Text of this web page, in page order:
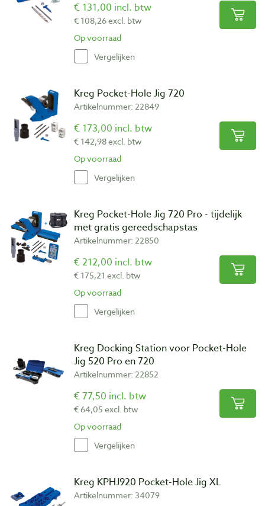
€ 131,00 incl. btw
€ 108,26 excl. btw
Op voorraad
Vergelijken
Kreg Pocket-Hole Jig 720
Artikelnummer: 22849
€ 173,00 incl. btw
€ 142,98 excl. btw
Op voorraad
Vergelijken
Kreg Pocket-Hole Jig 720 Pro - tijdelijk
met gratis gereedschapstas
Artikelnummer: 22850
€ 212,00 incl. btw
€ 175,21 excl. btw
Op voorraad
Vergelijken
Kreg Docking Station voor Pocket-Hole
Jig 520 Pro en 720
Artikelnummer: 22852
€ 77,50 incl. btw
€ 64,05 excl. btw
Op voorraad
Vergelijken
Kreg KPHJ920 Pocket-Hole Jig XL
Artikelnummer: 34079